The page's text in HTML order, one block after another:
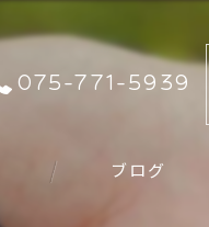
075-771-5939
ブログ